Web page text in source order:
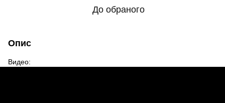
До обраного
Опис
Видео: